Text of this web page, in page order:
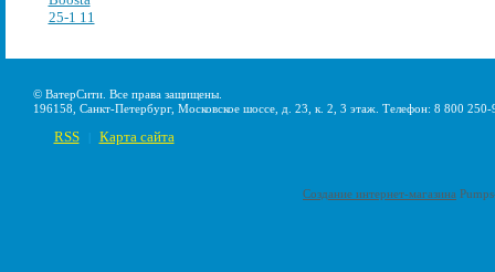
© ВатерСити. Все права защищены.
196158, Санкт-Петербург, Московское шоссе, д. 23, к. 2, 3 этаж. Телефон: 8 800
RSS Карта сайта
Создание интернет-магазина